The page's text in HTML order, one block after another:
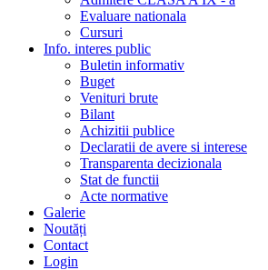
Evaluare nationala
Cursuri
Info. interes public
Buletin informativ
Buget
Venituri brute
Bilant
Achizitii publice
Declaratii de avere si interese
Transparenta decizionala
Stat de functii
Acte normative
Galerie
Noutăți
Contact
Login